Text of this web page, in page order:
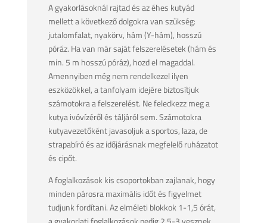
A gyakorlásoknál rajtad és az éhes kutyád
mellett a következő dolgokra van szükség:
jutalomfalat, nyakörv, hám (Y-hám), hosszú
póráz. Ha van már saját felszerelésetek (hám és
min. 5 m hosszú póráz), hozd el magaddal.
Amennyiben még nem rendelkezel ilyen
eszközökkel, a tanfolyam idejére biztosítjuk
számotokra a felszerelést. Ne feledkezz meg a
kutya ivóvízéről és táljáról sem. Számotokra
kutyavezetőként javasoljuk a sportos, laza, de
strapabíró és az időjárásnak megfelelő ruházatot
és cipőt.
A foglalkozások kis csoportokban zajlanak, hogy
minden párosra maximális időt és figyelmet
tudjunk fordítani. Az elméleti blokkok 1-1,5 órát,